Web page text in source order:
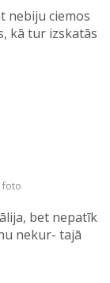
nebiju ciemos
kā tur izskatās
foto
bet nepatīk
nekur- tajā